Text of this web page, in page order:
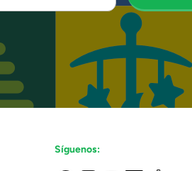
Síguenos: